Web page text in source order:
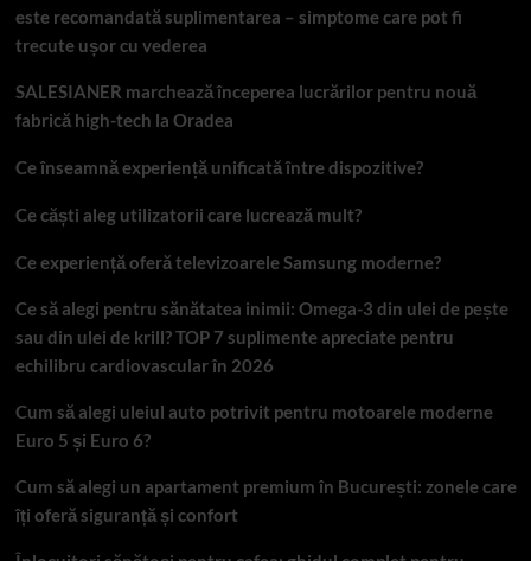
este recomandată suplimentarea – simptome care pot fi
trecute ușor cu vederea
SALESIANER marchează începerea lucrărilor pentru nouă
fabrică high-tech la Oradea
Ce înseamnă experiență unificată între dispozitive?
Ce căști aleg utilizatorii care lucrează mult?
Ce experiență oferă televizoarele Samsung moderne?
Ce să alegi pentru sănătatea inimii: Omega-3 din ulei de pește
sau din ulei de krill? TOP 7 suplimente apreciate pentru
echilibru cardiovascular în 2026
Cum să alegi uleiul auto potrivit pentru motoarele moderne
Euro 5 și Euro 6?
Cum să alegi un apartament premium în București: zonele care
îți oferă siguranță și confort